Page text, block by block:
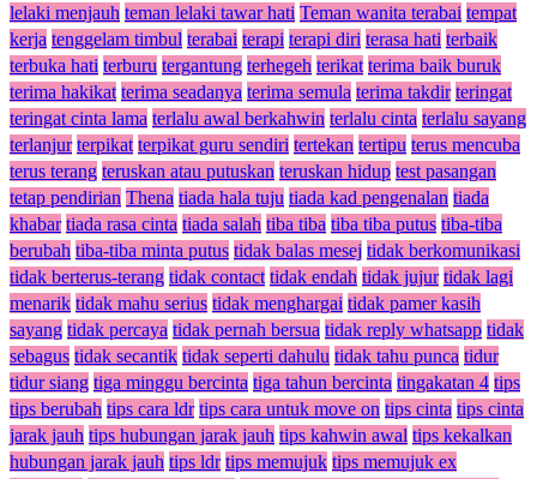
lelaki menjauh teman lelaki tawar hati Teman wanita terabai tempat
kerja tenggelam timbul terabai terapi terapi diri terasa hati terbaik
terbuka hati terburu tergantung terhegeh terikat terima baik buruk
terima hakikat terima seadanya terima semula terima takdir teringat
teringat cinta lama terlalu awal berkahwin terlalu cinta terlalu sayang
terlanjur terpikat terpikat guru sendiri tertekan tertipu terus mencuba
terus terang teruskan atau putuskan teruskan hidup test pasangan
tetap pendirian Thena tiada hala tuju tiada kad pengenalan tiada
khabar tiada rasa cinta tiada salah tiba tiba tiba tiba putus tiba-tiba
berubah tiba-tiba minta putus tidak balas mesej tidak berkomunikasi
tidak berterus-terang tidak contact tidak endah tidak jujur tidak lagi
menarik tidak mahu serius tidak menghargai tidak pamer kasih
sayang tidak percaya tidak pernah bersua tidak reply whatsapp tidak
sebagus tidak secantik tidak seperti dahulu tidak tahu punca tidur
tidur siang tiga minggu bercinta tiga tahun bercinta tingakatan 4 tips
tips berubah tips cara ldr tips cara untuk move on tips cinta tips cinta
jarak jauh tips hubungan jarak jauh tips kahwin awal tips kekalkan
hubungan jarak jauh tips ldr tips memujuk tips memujuk ex